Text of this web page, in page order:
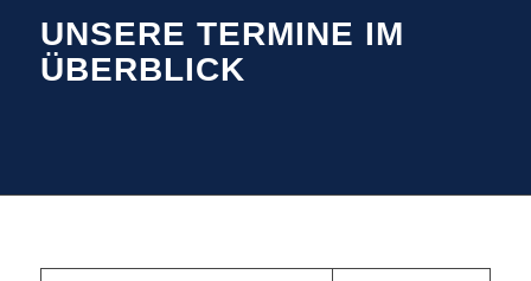
UNSERE TERMINE IM
ÜBERBLICK